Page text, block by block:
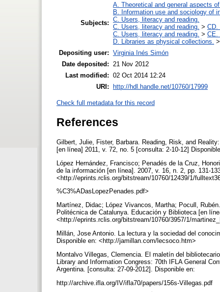
Subjects:
A. Theoretical and general aspects
B. Information use and sociology of
C. Users, literacy and reading.
C. Users, literacy and reading. > CD.
C. Users, literacy and reading. > CE.
D. Libraries as physical collections.
Depositing user: Virginia Inés Simón
Date deposited:
21 Nov 2012
Last modified: 02 Oct 2014 12:24
URI:
http://hdl.handle.net/10760/17999
Check full metadata for this record
References
Gilbert, Julie, Fister, Barbara. Reading, Risk, and
[en línea] 2011, v. 72, no. 5 [consulta: 2-10-12]
López Hernández, Francisco; Penadés de la Cruz,
de la información [en línea]. 2007, v. 16, n. 2, pp. 131-
<http://eprints.rclis.org/bitstream/10760/12439/1/
%C3%ADasLopezPenades.pdf>
Martínez, Didac; López Vivancos, Martha; Pocull,
Politécnica de Catalunya. Educación y Biblioteca [en
<http://eprints.rclis.org/bitstream/10760/3957/1/
Millán, Jose Antonio. La lectura y la sociedad del
Disponible en: <http://jamillan.com/lecsoco.htm>
Montalvo Villegas, Clemencia. El maletín del
Library and Information Congress: 70th IFLA General
Argentina. [consulta: 27-09-2012]. Disponible en:
http://archive.ifla.org/IV/ifla70/papers/156s-Villegas.pdf